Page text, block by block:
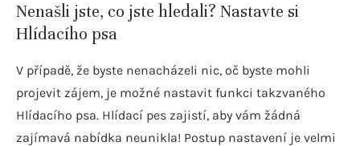
Nenašli jste, co jste hledali? Nastavte si
Hlídacího psa
V případě, že byste nenacházeli nic, oč byste mohli
projevit zájem, je možné nastavit funkci takzvaného
Hlídacího psa. Hlídací pes zajistí, aby vám žádná
zajímavá nabídka neunikla! Postup nastavení je velmi